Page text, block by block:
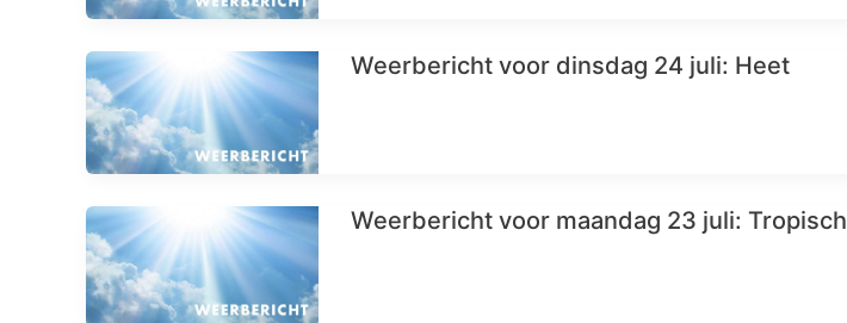
Weerbericht voor dinsdag 24 juli: Heet
Weerbericht voor maandag 23 juli: Tropisch